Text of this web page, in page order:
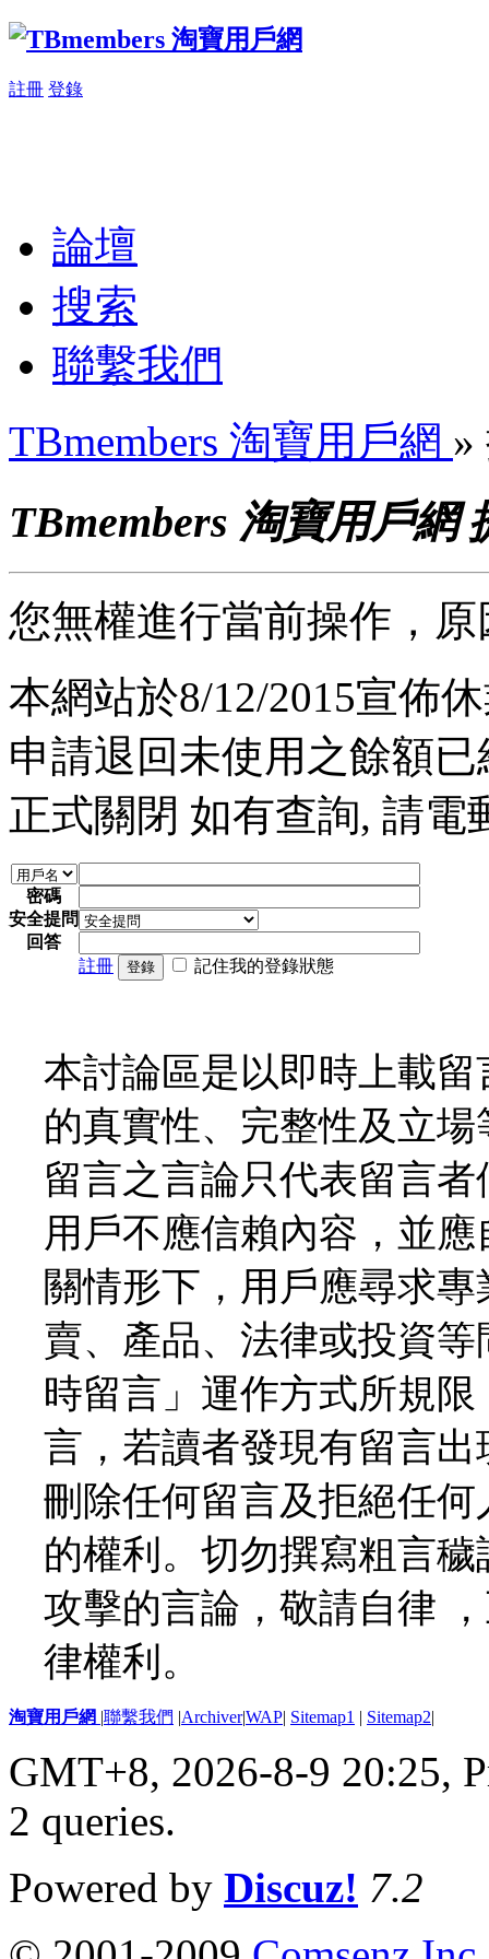
註冊 登錄
論壇
搜索
聯繫我們
TBmembers 淘寶用戶網 »
TBmembers 淘寶用戶網
您無權進行當前操作，
本網站於8/12/2015宣佈
申請退回未使用之餘額
正式關閉 如有查詢, 請電
密碼
安全提問
回答
註冊
登錄 記住我的登錄狀態
本討論區是以即時上載
的真實性、完整性及立
留言之言論只代表留言
用戶不應信賴內容，並
關情形下，用戶應尋求
賣、產品、法律或投資
時留言」運作方式所規
言，若讀者發現有留言
刪除任何留言及拒絕任
的權利。切勿撰寫粗言
攻擊的言論，敬請自律
律權利。
淘寶用戶網 |聯繫我們 |Archiver|WAP| Sitemap1 | Sitemap2|
GMT+8, 2026-8-9 20:25,
2 queries.
Powered by Discuz! 7.2